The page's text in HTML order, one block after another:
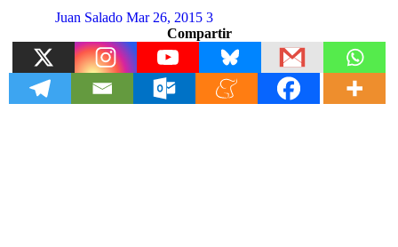
Juan Salado Mar 26, 2015 3
Compartir